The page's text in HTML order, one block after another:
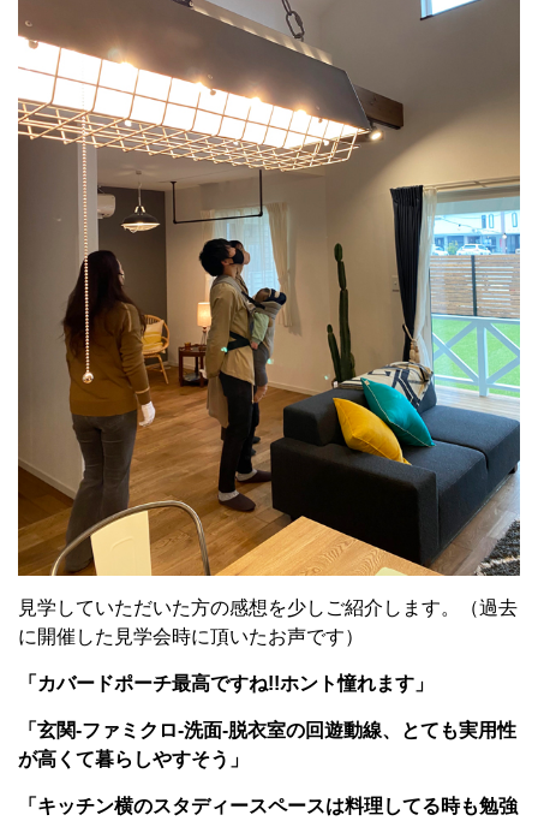
見学していただいた方の感想を少しご紹介します。（過去
に開催した見学会時に頂いたお声です）
「カバードポーチ最高ですね!!ホント憧れます」
「玄関-ファミクロ-洗面-脱衣室の回遊動線、とても実用性
が高くて暮らしやすそう」
「キッチン横のスタディースペースは料理してる時も勉強